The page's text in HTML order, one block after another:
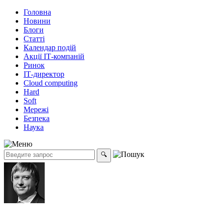
Головна
Новини
Блоги
Статті
Календар подій
Акції ІТ-компаній
Ринок
ІТ-директор
Cloud computing
Hard
Soft
Мережі
Безпека
Наука